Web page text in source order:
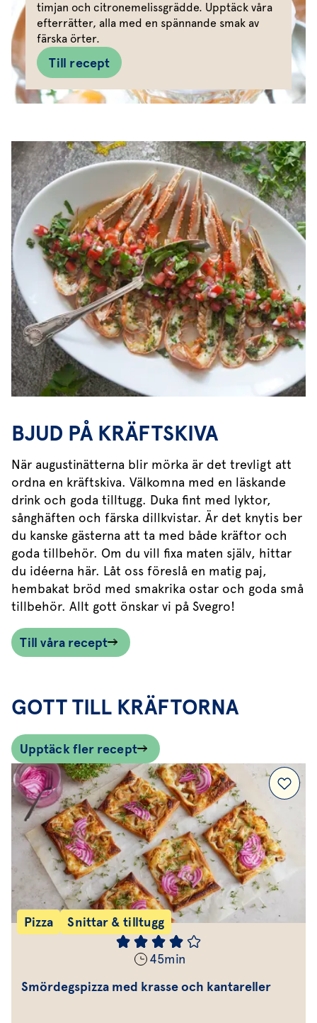
timjan och citronemelissgrädde. Upptäck våra
efterrätter, alla med en spännande smak av
färska örter.
Till recept
BJUD PÅ KRÄFTSKIVA
När augustinätterna blir mörka är det trevligt att
ordna en kräftskiva. Välkomna med en läskande
drink och goda tilltugg. Duka fint med lyktor,
sånghäften och färska dillkvistar. Är det knytis ber
du kanske gästerna att ta med både kräftor och
goda tillbehör. Om du vill fixa maten själv, hittar
du idéerna här. Låt oss föreslå en matig paj,
hembakat bröd med smakrika ostar och goda små
tillbehör. Allt gott önskar vi på Svegro!
Till våra recept
GOTT TILL KRÄFTORNA
Upptäck fler recept
Pizza Snittar & tilltugg
45min
Smördegspizza med krasse och kantareller